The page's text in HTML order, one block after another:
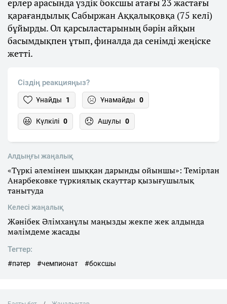
ерлер арасында үздік боксшы атағы 23 жастағы
қарағандылық Сабыржан Аққалықовқа (75 келі)
бұйырды. Ол қарсыластарының бәрін айқын
басымдықпен ұтып, финалда да сенімді жеңіске
жетті.
Сіздің реакцияңыз?
Ұнайды 1 Ұнамайды 0
Күлкілі 0 Ашулы 0
Алдыңғы жаңалық
«Түркі әлемінен шыққан дарынды ойыншы»: Темірлан
Анарбековке түркиялық скауттар қызығушылық
танытуда
Келесі жаңалық
Жәнібек Әлімханұлы маңызды жекпе жек алдында
мәлімдеме жасады
Тегтер:
#пәтер #чемпионат #боксшы